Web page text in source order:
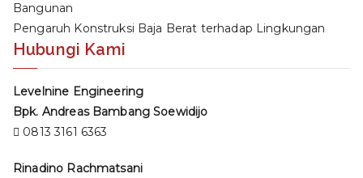
Bangunan
Pengaruh Konstruksi Baja Berat terhadap Lingkungan
Hubungi Kami
Levelnine Engineering
Bpk. Andreas Bambang Soewidijo
0813 3161 6363
Rinadino Rachmatsani